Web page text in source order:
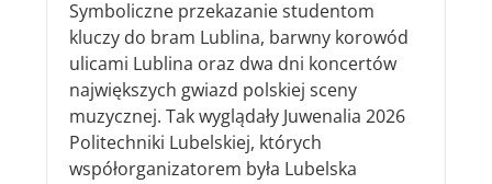
Symboliczne przekazanie studentom
kluczy do bram Lublina, barwny korowód
ulicami Lublina oraz dwa dni koncertów
największych gwiazd polskiej sceny
muzycznej. Tak wyglądały Juwenalia 2026
Politechniki Lubelskiej, których
współorganizatorem była Lubelska